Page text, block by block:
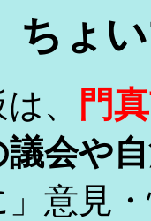
ちょ
、
門
議会や
意見